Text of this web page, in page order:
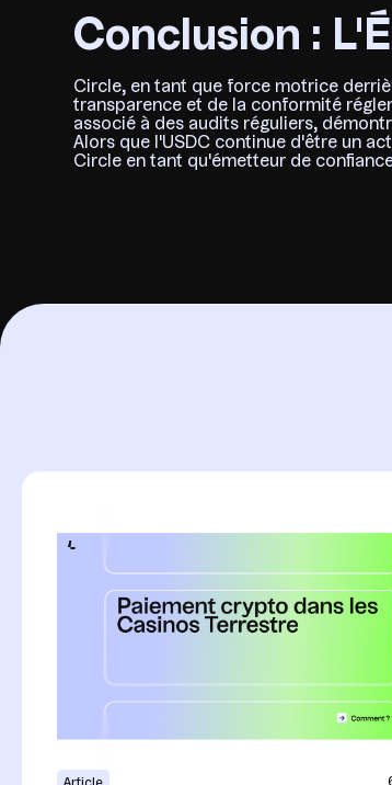
Conclusion :
Circle, en tant que force motrice
transparence et de la conformité
associé à des audits réguliers,
Alors que l'USDC continue d'être un
Circle en tant qu'émetteur de